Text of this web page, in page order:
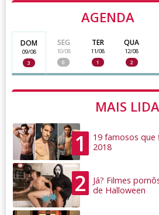
AGENDA
DOM
09/08
3
SEG
10/08
0
TER
11/08
1
QUA
12/08
2
MAIS
1
19 famosos que
2018
2
Já? Filmes
de Halloween